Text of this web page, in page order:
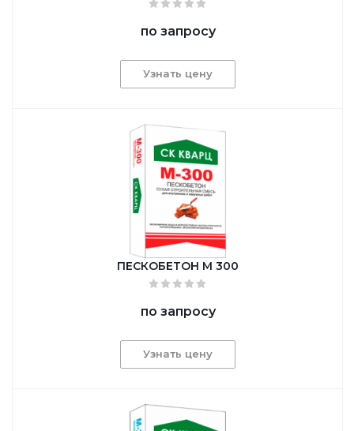
по запросу
Узнать цену
ПЕСКОБЕТОН М 300
по запросу
Узнать цену